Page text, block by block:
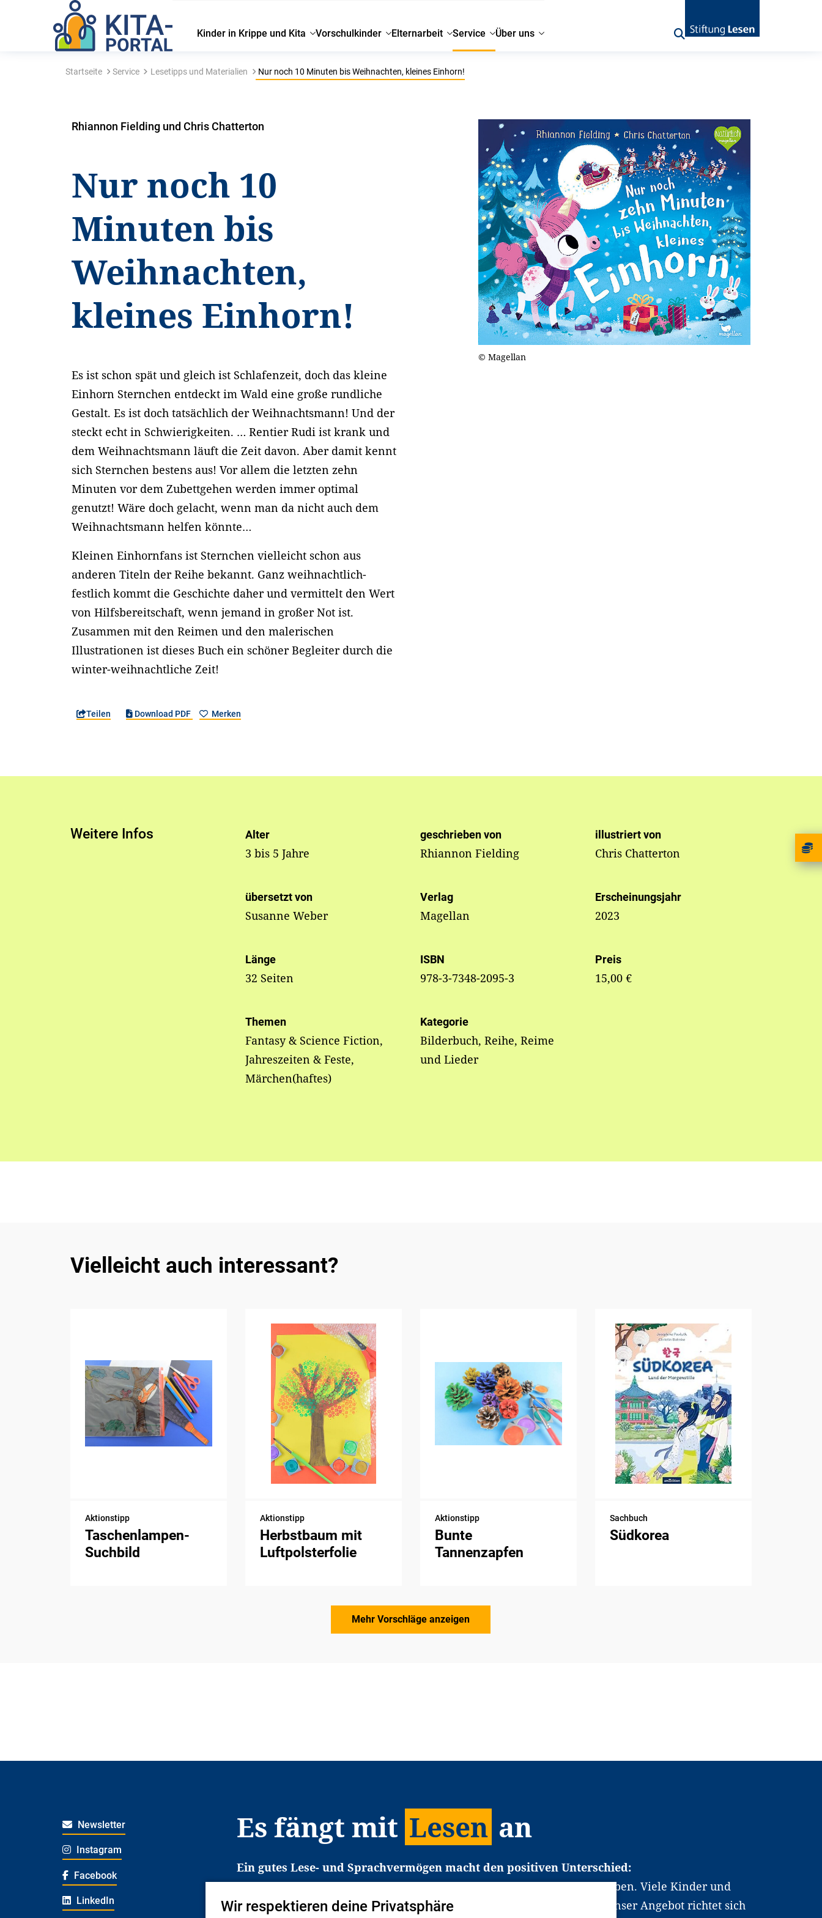
Kinder in Krippe und Kita Vorschulkinder Elternarbeit Service Über uns
Startseite Service Lesetipps und Materialien Nur noch 10 Minuten bis Weihnachten, kleines Einhorn!
Rhiannon Fielding und Chris Chatterton
Nur noch 10
Minuten bis
Weihnachten,
kleines Einhorn!
Es ist schon spät und gleich ist Schlafenzeit, doch das kleine
Einhorn Sternchen entdeckt im Wald eine große rundliche
Gestalt. Es ist doch tatsächlich der Weihnachtsmann! Und der
steckt echt in Schwierigkeiten. … Rentier Rudi ist krank und
dem Weihnachtsmann läuft die Zeit davon. Aber damit kennt
sich Sternchen bestens aus! Vor allem die letzten zehn
Minuten vor dem Zubettgehen werden immer optimal
genutzt! Wäre doch gelacht, wenn man da nicht auch dem
Weihnachtsmann helfen könnte…
Kleinen Einhornfans ist Sternchen vielleicht schon aus
anderen Titeln der Reihe bekannt. Ganz weihnachtlich-
festlich kommt die Geschichte daher und vermittelt den Wert
von Hilfsbereitschaft, wenn jemand in großer Not ist.
Zusammen mit den Reimen und den malerischen
Illustrationen ist dieses Buch ein schöner Begleiter durch die
winter-weihnachtliche Zeit!
Teilen Download PDF Merken
© Magellan
Weitere Infos Alter
3 bis 5 Jahre
geschrieben von
Rhiannon Fielding
illustriert von
Chris Chatterton
übersetzt von
Susanne Weber
Verlag
Magellan
Erscheinungsjahr
2023
Länge
32 Seiten
ISBN
978-3-7348-2095-3
Preis
15,00 €
Themen
Fantasy & Science Fiction,
Jahreszeiten & Feste,
Märchen(haftes)
Kategorie
Bilderbuch, Reihe, Reime
und Lieder
Vielleicht auch interessant?
Aktionstipp
Taschenlampen-
Suchbild
Aktionstipp
Herbstbaum mit
Luftpolsterfolie
Aktionstipp
Bunte
Tannenzapfen
Sachbuch
Südkorea
Mehr Vorschläge anzeigen
Newsletter
Instagram
Facebook
LinkedIn
Es fängt mit Lesen an
Ein gutes Lese- und Sprachvermögen macht den positiven Unterschied:
Es erleichtert den Zugang zu Bildung und einem erfolgreichen Berufsleben. Viele Kinder und
Jugendliche in Deutschland haben aber große Schwierigkeiten dabei. Unser Angebot richtet sich
Wir respektieren deine Privatsphäre